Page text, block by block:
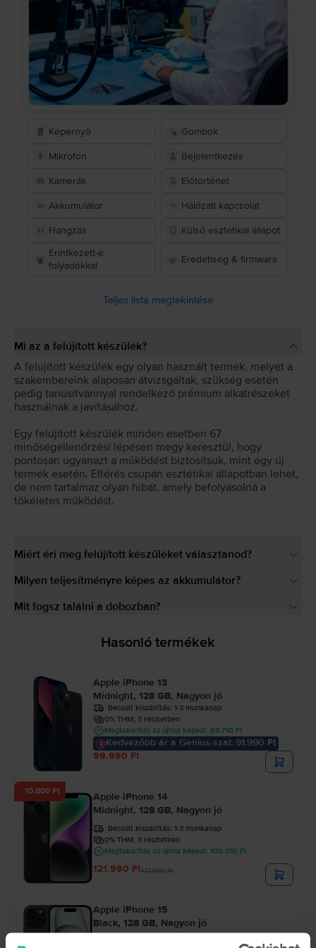
Képernyő Gombok
Mikrofon Bejelentkezés
Kamerák Előtörténet
Akkumulátor Hálózati kapcsolat
Hangzás
Külső esztétikai állapot
Érintkezett-e
folyadékkal
Eredetiség & firmware
Teljes lista megtekintése
Mi az a felújított készülék?
A felújított készülék egy olyan használt termék, melyet a
szakembereink alaposan átvizsgáltak, szükség esetén
pedig tanúsítvánnyal rendelkező prémium alkatrészeket
használnak a javításához.
Egy felújított készülék minden esetben 67
minőségellenőrzési lépésen megy keresztül, hogy
pontosan ugyanazt a működést biztosítsuk, mint egy új
termék esetén. Eltérés csupán esztétikai állapotban lehet,
de nem tartalmaz olyan hibát, amely befolyásolná a
tökéletes működést.
Miért éri meg felújított készüléket választanod?
Milyen teljesítményre képes az akkumulátor?
Mit fogsz találni a dobozban?
Hasonló termékek
Apple iPhone 13
Midnight, 128 GB, Nagyon jó
Becsült kiszállítás: 1-3 munkanap
0% THM, 3 részletben
Megtakarítás az újhoz képest: 88.710 Ft
Kedvezőbb ár a Genius-szal: 91.990 Ft
99.990 Ft
- 10.000 Ft
Apple iPhone 14
Midnight, 128 GB, Nagyon jó
Becsült kiszállítás: 1-3 munkanap
0% THM, 3 részletben
Megtakarítás az újhoz képest: 100.010 Ft
121.990 Ft131.990 Ft
Apple iPhone 15
Black, 128 GB, Nagyon jó